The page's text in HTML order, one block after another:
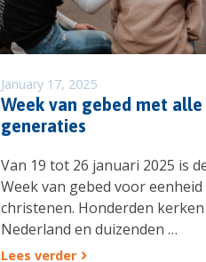
January 17, 2025
Week van gebed met alle
generaties
Van 19 tot 26 januari 2025 is
Week van gebed voor eenheid
christenen. Honderden
Nederland en duizenden …
Lees verder